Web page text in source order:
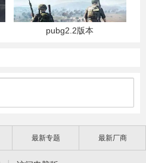
pubg2.2版本
最新专题 最新厂商